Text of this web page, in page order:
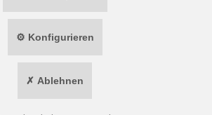
MEHRWERTSTEUER ZZGL.
⚙ Konfigurieren
✗ Ablehnen